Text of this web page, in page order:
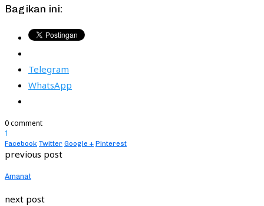
Bagikan ini:
Telegram
WhatsApp
0 comment
1
Facebook Twitter Google + Pinterest
previous post
Amanat
next post